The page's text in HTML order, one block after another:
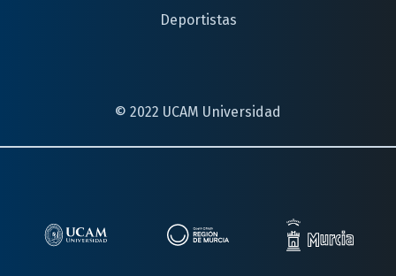
Deportistas
© 2022 UCAM Universidad